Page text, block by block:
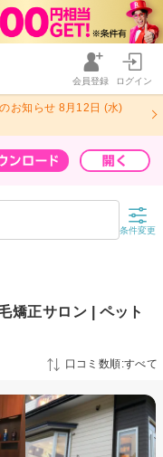
会員登録 ログイン
お知らせ 8月12日 (水)
条件変更
矯正サロン | ペット
口コミ数順:すべて